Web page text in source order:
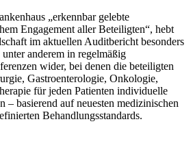
„erkennbar gelebte
Engagement aller Beteiligten“, hebt
im aktuellen Auditbericht besonders
anderem in regelmäßig
wider, bei denen die beteiligten
Gastroenterologie, Onkologie,
für jeden Patienten individuelle
– basierend auf neuesten medizinischen
Behandlungsstandards.